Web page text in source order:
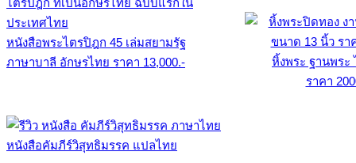
หนังสือพระไตรปิฎก 45 เล่มสยามรัฐ
ภาษาบาลี อักษรไทย ราคา 13,000.-
หนังสือคัมภีร์วิสุทธิมรรค แปลไทย
หิ้งพระ ฐานพร
ราคา